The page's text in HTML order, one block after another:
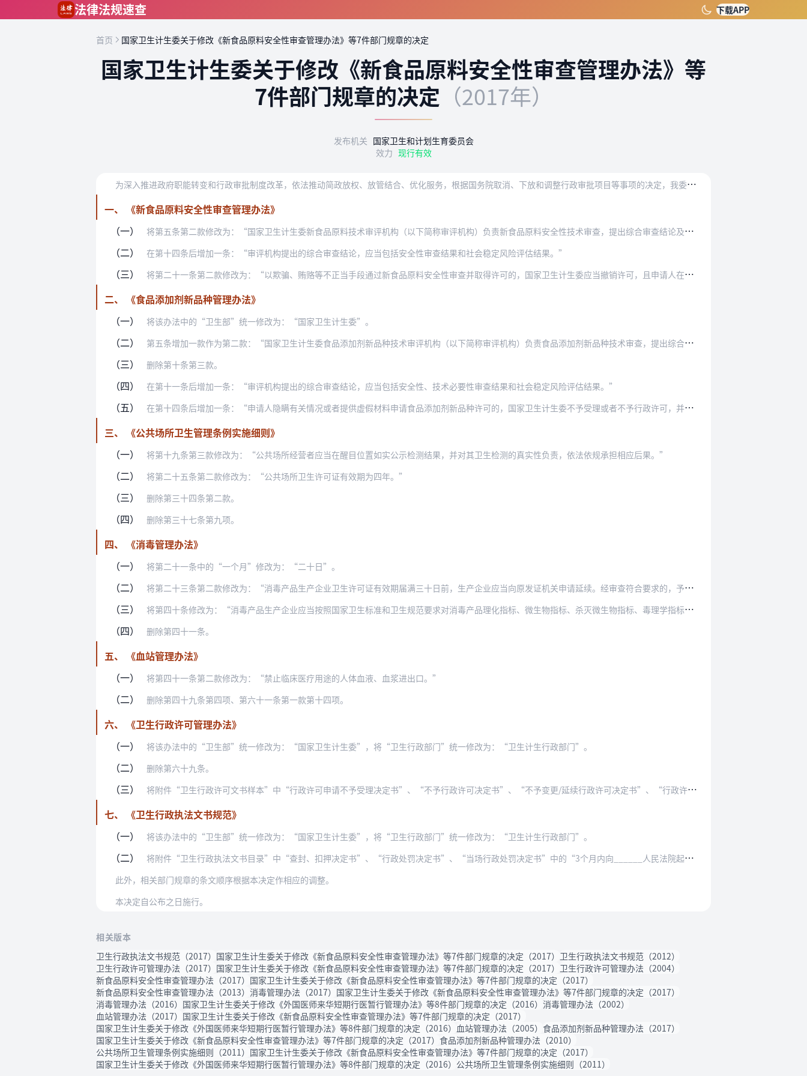
法律法规速查 下载APP
首页 国家卫生计生委关于修改《新食品原料安全性审查管理办法》等7件部门规章的决定
国家卫生计生委关于修改《新食品原料安全性审查管理办法》等
7件部门规章的决定 （2017年）
发布机关 国家卫生和计划生育委员会
效力 现行有效
为
深入推进政府职能转变和行政审批制度改革，依法推动简政放权、放管结合、优化服务，根据国务院取消、下放和调整行政审批项目等事项的决定，我委决定对以下部门规章的部分…
一、 《新食品原料安全性审查管理办法》
（一）
将第五条第二款修改为：“国家卫生计生委新食品原料技术审评机构（以下简称审评机构）负责新食品原料安全性技术审查，提出综合审查结论及建议。”
（二） 在第十四条后增加一条：“审评机构提出的综合审查结论，应当包括安全性审查结果和社会稳定风险评估结果。”
（三） 将第二十一条第二款修改为：“以欺骗、贿赂等不正当手段通过新食品原料安全性审查并取得许可的，国家卫生计生委应当撤销许可，且申请人在三年内不得再次申请新食品原料许可…
二、 《食品添加剂新品种管理办法》
（一）
将该办法中的“卫生部”统一修改为：“国家卫生计生委”。
（二） 第五条增加一款作为第二款：“国家卫生计生委食品添加剂新品种技术审评机构（以下简称审评机构）负责食品添加剂新品种技术审查，提出综合审查结论及建议。”
（三） 删除第十条第三款。
（四） 在第十一条后增加一条：“审评机构提出的综合审查结论，应当包括安全性、技术必要性审查结果和社会稳定风险评估结果。”
（五） 在第十四条后增加一条：“申请人隐瞒有关情况或者提供虚假材料申请食品添加剂新品种许可的，国家卫生计生委不予受理或者不予行政许可，并给予警告，且申请人在一年内不得再…
三、 《公共场所卫生管理条例实施细则》
（一）
将第十九条第三款修改为：“公共场所经营者应当在醒目位置如实公示检测结果，并对其卫生检测的真实性负责，依法依规承担相应后果。”
（二） 将第二十五条第二款修改为：“公共场所卫生许可证有效期为四年。”
（三） 删除第三十四条第二款。
（四） 删除第三十七条第九项。
四、 《消毒管理办法》
（一）
将第二十一条中的“一个月”修改为：“二十日”。
（二） 将第二十三条第二款修改为：“消毒产品生产企业卫生许可证有效期届满三十日前，生产企业应当向原发证机关申请延续。经审查符合要求的，予以延续，换发新证。新证延用原卫生…
（三） 将第四十条修改为：“消毒产品生产企业应当按照国家卫生标准和卫生规范要求对消毒产品理化指标、微生物指标、杀灭微生物指标、毒理学指标等进行检验。不具备检验能力的，可…
（四） 删除第四十一条。
五、 《血站管理办法》
（一）
将第四十一条第二款修改为：“禁止临床医疗用途的人体血液、血浆进出口。”
（二） 删除第四十九条第四项、第六十一条第一款第十四项。
六、 《卫生行政许可管理办法》
（一）
将该办法中的“卫生部”统一修改为：“国家卫生计生委”，将“卫生行政部门”统一修改为：“卫生计生行政部门”。
（二） 删除第六十九条。
（三） 将附件“卫生行政许可文书样本”中“行政许可申请不予受理决定书”、“不予行政许可决定书”、“不予变更/延续行政许可决定书”、“行政许可证件撤销决定书”中的“或在三…
七、 《卫生行政执法文书规范》
（一）
将该办法中的“卫生部”统一修改为：“国家卫生计生委”，将“卫生行政部门”统一修改为：“卫生计生行政部门”。
（二）
将附件“卫生行政执法文书目录”中“查封、扣押决定书”、“行政处罚决定书”、“当场行政处罚决定书”中的“3个月内向______人民法院起诉”统一修改为：“6个月内…
此外，相关部门规章的条文顺序根据本决定作相应的调整。
本决定自公布之日施行。
相关版本
卫生行政执法文书规范（2017） 国家卫生计生委关于修改《新食品原料安全性审查管理办法》等7件部门规章的决定（2017） 卫生行政执法文书规范（2012）
卫生行政许可管理办法（2017） 国家卫生计生委关于修改《新食品原料安全性审查管理办法》等7件部门规章的决定（2017） 卫生行政许可管理办法（2004）
新食品原料安全性审查管理办法（2017） 国家卫生计生委关于修改《新食品原料安全性审查管理办法》等7件部门规章的决定（2017）
新食品原料安全性审查管理办法（2013） 消毒管理办法（2017） 国家卫生计生委关于修改《新食品原料安全性审查管理办法》等7件部门规章的决定（2017）
消毒管理办法（2016） 国家卫生计生委关于修改《外国医师来华短期行医暂行管理办法》等8件部门规章的决定（2016） 消毒管理办法（2002）
血站管理办法（2017） 国家卫生计生委关于修改《新食品原料安全性审查管理办法》等7件部门规章的决定（2017）
国家卫生计生委关于修改《外国医师来华短期行医暂行管理办法》等8件部门规章的决定（2016） 血站管理办法（2005） 食品添加剂新品种管理办法（2017）
国家卫生计生委关于修改《新食品原料安全性审查管理办法》等7件部门规章的决定（2017） 食品添加剂新品种管理办法（2010）
公共场所卫生管理条例实施细则（2011） 国家卫生计生委关于修改《新食品原料安全性审查管理办法》等7件部门规章的决定（2017）
国家卫生计生委关于修改《外国医师来华短期行医暂行管理办法》等8件部门规章的决定（2016） 公共场所卫生管理条例实施细则（2011）